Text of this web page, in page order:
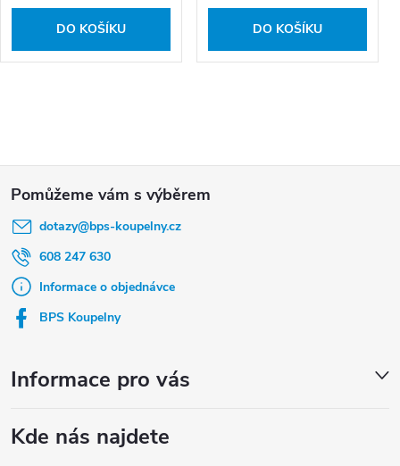
DO KOŠÍKU DO KOŠÍKU
dotazy@bps-koupelny.cz
608 247 630
Informace o objednávce
BPS Koupelny
Informace pro vás
Kde nás najdete